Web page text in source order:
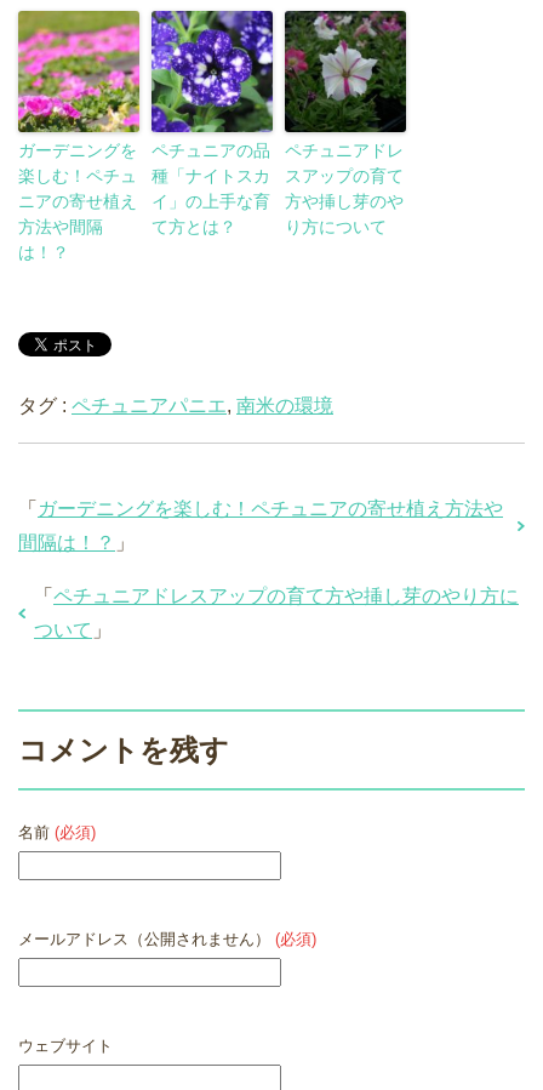
ガーデニングを
楽しむ！ペチュ
ニアの寄せ植え
方法や間隔
は！？
ペチュニアの品
種「ナイトスカ
イ」の上手な育
て方とは？
ペチュニアドレ
スアップの育て
方や挿し芽のや
り方について
タグ : ペチュニアパニエ, 南米の環境
「 ガーデニングを楽しむ！ペチュニアの寄せ植え方法や
間隔は！？ 」
「 ペチュニアドレスアップの育て方や挿し芽のやり方に
ついて 」
コメントを残す
名前 (必須)
メールアドレス（公開されません） (必須)
ウェブサイト